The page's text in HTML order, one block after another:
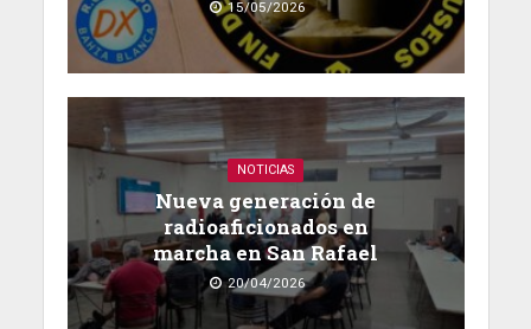
15/05/2026
NOTICIAS
Nueva generación de
radioaficionados en
marcha en San Rafael
20/04/2026